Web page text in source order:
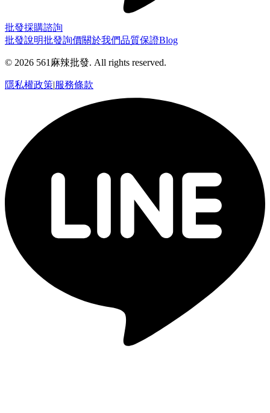
批發採購諮詢
批發說明批發詢價關於我們品質保證Blog
© 2026 561麻辣批發. All rights reserved.
隱私權政策|服務條款